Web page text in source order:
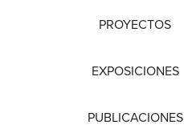
PROYECTOS
EXPOSICIONES
PUBLICACIONES